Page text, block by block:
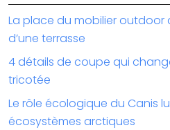
La place du mobilier outdoor
d’une terrasse
4 détails de coupe qui
tricotée
Le rôle écologique du Canis
écosystèmes arctiques